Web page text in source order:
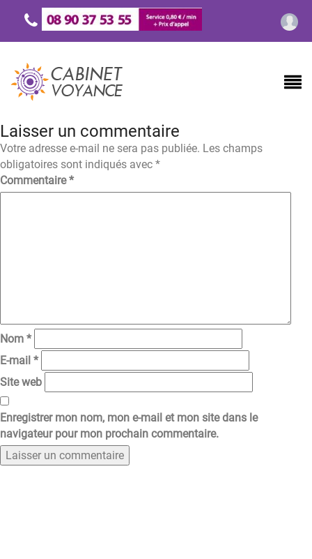
Laisser un commentaire
Votre adresse e-mail ne sera pas publiée. Les champs
obligatoires sont indiqués avec *
Commentaire*
Nom *
E-mail *
Site web
Enregistrer mon nom, mon e-mail et mon site dans le
navigateur pour mon prochain commentaire.